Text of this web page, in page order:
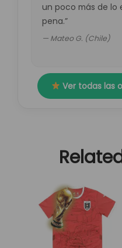
un poco más de lo
pena.”
— Mateo G. (Chile)
Ver todas las
El
precio
original
era:
89,95 €.
Este
tiene
múltiples